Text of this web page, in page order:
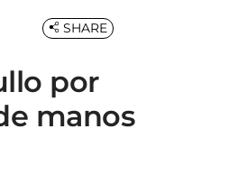
por
manos
SHARE